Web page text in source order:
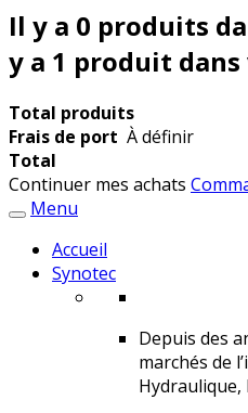
Il y a 0 produits
y a 1 produit
Total produits
Frais de port À définir
Total
Continuer mes achats
Menu
Accueil
Synotec
Depuis des
marchés de